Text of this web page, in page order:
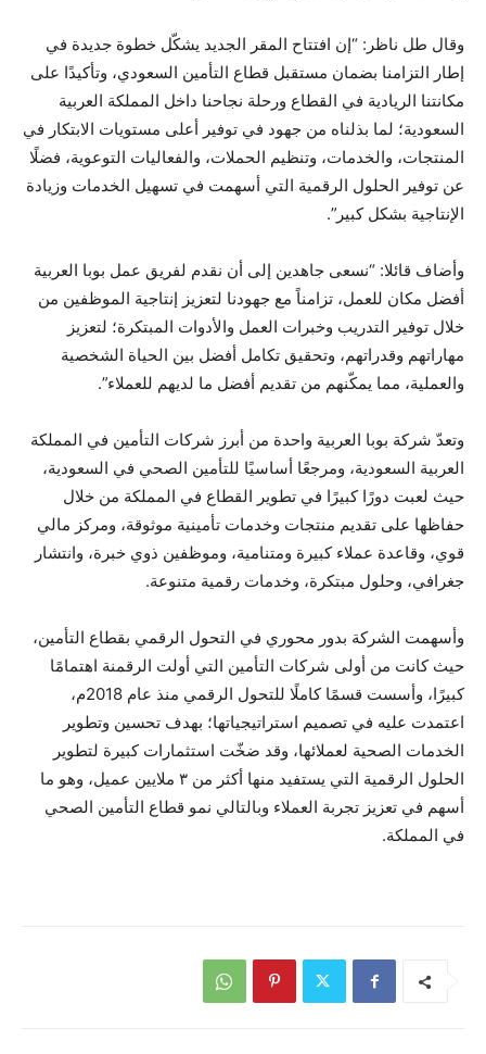
وقال طل ناظر: “إن افتتاح المقر الجديد يشكّل خطوة جديدة في
إطار التزامنا بضمان مستقبل قطاع التأمين السعودي، وتأكيدًا على
مكانتنا الريادية في القطاع ورحلة نجاحنا داخل المملكة العربية
السعودية؛ لما بذلناه من جهود في توفير أعلى مستويات الابتكار في
المنتجات، والخدمات، وتنظيم الحملات، والفعاليات التوعوية، فضلًا
عن توفير الحلول الرقمية التي أسهمت في تسهيل الخدمات وزيادة
الإنتاجية بشكل كبير”.
وأضاف قائلا: “نسعى جاهدين إلى أن نقدم لفريق عمل بوبا العربية
أفضل مكان للعمل، تزامناً مع جهودنا لتعزيز إنتاجية الموظفين من
خلال توفير التدريب وخبرات العمل والأدوات المبتكرة؛ لتعزيز
مهاراتهم وقدراتهم، وتحقيق تكامل أفضل بين الحياة الشخصية
والعملية، مما يمكّنهم من تقديم أفضل ما لديهم للعملاء”.
وتعدّ شركة بوبا العربية واحدة من أبرز شركات التأمين في المملكة
العربية السعودية، ومرجعًا أساسيًا للتأمين الصحي في السعودية،
حيث لعبت دورًا كبيرًا في تطوير القطاع في المملكة من خلال
حفاظها على تقديم منتجات وخدمات تأمينية موثوقة، ومركز مالي
قوي، وقاعدة عملاء كبيرة ومتنامية، وموظفين ذوي خبرة، وانتشار
جغرافي، وحلول مبتكرة، وخدمات رقمية متنوعة.
وأسهمت الشركة بدور محوري في التحول الرقمي بقطاع التأمين،
حيث كانت من أولى شركات التأمين التي أولت الرقمنة اهتمامًا
كبيرًا، وأسست قسمًا كاملًا للتحول الرقمي منذ عام 2018م،
اعتمدت عليه في تصميم استراتيجياتها؛ بهدف تحسين وتطوير
الخدمات الصحية لعملائها، وقد ضخّت استثمارات كبيرة لتطوير
الحلول الرقمية التي يستفيد منها أكثر من ٣ ملايين عميل، وهو ما
أسهم في تعزيز تجربة العملاء وبالتالي نمو قطاع التأمين الصحي
في المملكة.